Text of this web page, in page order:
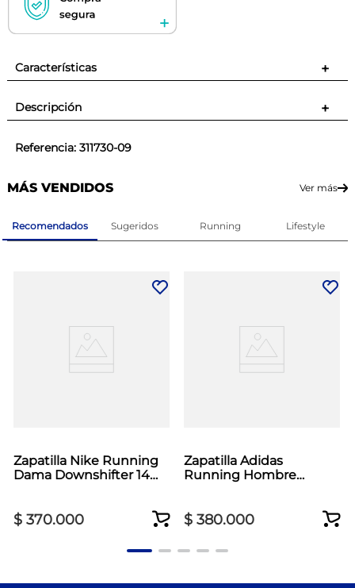
Características +
Descripción +
Referencia: 311730-09
MÁS VENDIDOS Ver más
Recomendados Sugeridos Running Lifestyle
Zapatilla Nike Running
Dama Downshifter 14
$ 370.000
Zapatilla Adidas
Running Hombre
$ 380.000